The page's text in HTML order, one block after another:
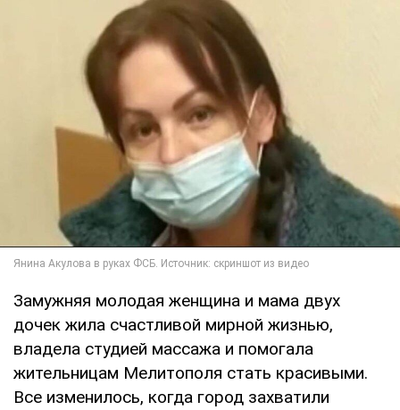
Замужняя молодая женщина и мама двух
дочек жила счастливой мирной жизнью,
владела студией массажа и помогала
жительницам Мелитополя стать красивыми.
Все изменилось, когда город захватили